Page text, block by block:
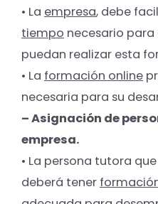
• La empresa, debe
tiempo necesario
puedan realizar esta
• La formación online
necesaria para su
– Asignación de
empresa.
• La persona tutora
deberá tener